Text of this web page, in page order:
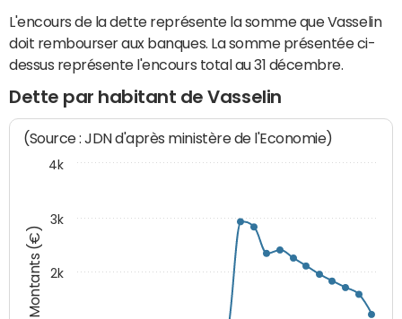
L'encours de la dette représente la somme que Vasselin
doit rembourser aux banques. La somme présentée ci-
dessus représente l'encours total au 31 décembre.
Dette par habitant de Vasselin
Montants (€)
(Source : JDN d'après ministère de l'Economie)
2k
3k
4k